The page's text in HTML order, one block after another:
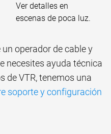
Ver detalles en
escenas de poca luz.
operador de cable y
necesites ayuda técnica
de VTR, tenemos una
soporte y configuración